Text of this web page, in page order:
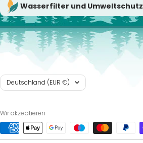
Wasserfilter und Umweltschutz
Land/Region
Deutschland (EUR €)
Wir akzeptieren